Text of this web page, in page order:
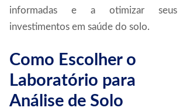
informadas e a otimizar seus
investimentos em saúde do solo.
Como Escolher o
Laboratório para
Análise de Solo